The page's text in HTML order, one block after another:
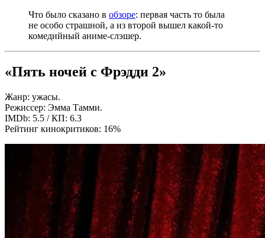
Что было сказано в обзоре: первая часть то была
не особо страшной, а из второй вышел какой-то
комедийный аниме-слэшер.
«Пять ночей с Фрэдди 2»
Жанр: ужасы.
Режиссер: Эмма Тамми.
IMDb: 5.5 / КП: 6.3
Рейтинг кинокритиков: 16%